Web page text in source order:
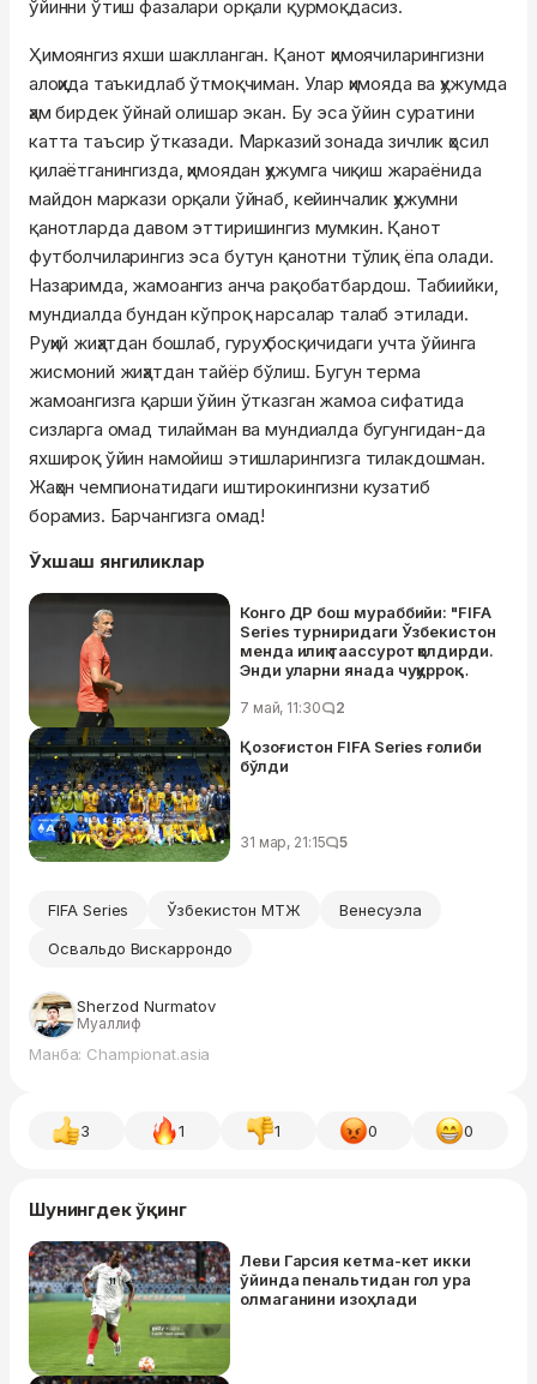
ўйинни ўтиш фазалари орқали қурмоқдасиз.
Ҳимоянгиз яхши шаклланган. Қанот ҳимоячиларингизни
алоҳида таъкидлаб ўтмоқчиман. Улар ҳимояда ва ҳужумда
ҳам бирдек ўйнай олишар экан. Бу эса ўйин суратини
катта таъсир ўтказади. Марказий зонада зичлик ҳосил
қилаётганингизда, ҳимоядан ҳужумга чиқиш жараёнида
майдон маркази орқали ўйнаб, кейинчалик ҳужумни
қанотларда давом эттиришингиз мумкин. Қанот
футболчиларингиз эса бутун қанотни тўлиқ ёпа олади.
Назаримда, жамоангиз анча рақобатбардош. Табиийки,
мундиалда бундан кўпроқ нарсалар талаб этилади.
Руҳий жиҳатдан бошлаб, гуруҳ босқичидаги учта ўйинга
жисмоний жиҳатдан тайёр бўлиш. Бугун терма
жамоангизга қарши ўйин ўтказган жамоа сифатида
сизларга омад тилайман ва мундиалда бугунгидан-да
яхшироқ ўйин намойиш этишларингизга тилакдошман.
Жаҳон чемпионатидаги иштирокингизни кузатиб
борамиз. Барчангизга омад!
Ўхшаш янгиликлар
Конго ДР бош мураббийи: "FIFA
Series турниридаги Ўзбекистон
менда илиқ таассурот қолдирди.
Энди уларни янада чуқурроқ
7 май, 11:30 2
Қозоғистон FIFA Series ғолиби
бўлди
31 мар, 21:15 5
FIFA Series Ўзбекистон МТЖ
Венесуэла
Освальдо Вискаррондо
Sherzod Nurmatov
Муаллиф
Манба: Championat.asia
3 1 1 0 0
Шунингдек ўқинг
Леви Гарсия кетма-кет икки
ўйинда пенальтидан гол ура
олмаганини изоҳлади